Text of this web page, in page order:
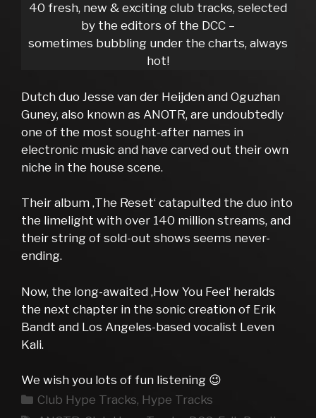
40 fresh, new & exciting club tracks, selected
by the editors of the DCC –
sometimes bubbling under the charts, always
hot!
Dutch duo Jesse van der Heijden and Oguzhan
Guney, also known as ANOTR, are undoubtedly
one of the most sought-after names in
electronic music and have carved out their own
niche in the house scene.
Their album ‚The Reset‘ catapulted the duo into
the limelight with over 140 million streams, and
their string of sold-out shows seems never-
ending.
Now, the long-awaited ‚How You Feel‘ heralds
the next chapter in the sonic creation of Erik
Bandt and Los Angeles-based vocalist Leven
Kali.
We wish you lots of fun listening 😉
Kategorien
Club Hype Tracks, Hype Tracks